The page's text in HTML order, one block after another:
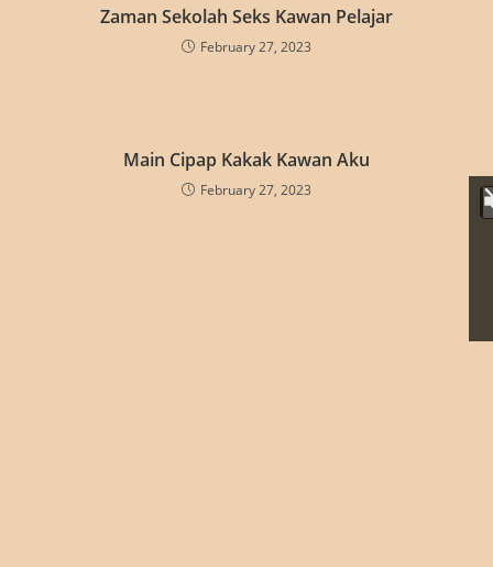
Zaman Sekolah Seks Kawan Pelajar
February 27, 2023
Main Cipap Kakak Kawan Aku
February 27, 2023